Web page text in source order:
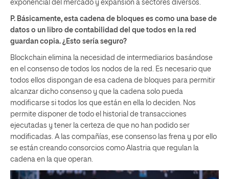
exponencial del mercado y expansión a sectores diversos.
P. Básicamente, esta cadena de bloques es como una base de
datos o un libro de contabilidad del que todos en la red
guardan copia. ¿Esto sería seguro?
Blockchain elimina la necesidad de intermediarios basándose
en el consenso de todos los nodos de la red. Es necesario que
todos ellos dispongan de esa cadena de bloques para permitir
alcanzar dicho consenso y que la cadena solo pueda
modificarse si todos los que están en ella lo deciden. Nos
permite disponer de todo el historial de transacciones
ejecutadas y tener la certeza de que no han podido ser
modificadas. A las compañías, ese consenso las frena y por ello
se están creando consorcios como Alastria que regulan la
cadena en la que operan.